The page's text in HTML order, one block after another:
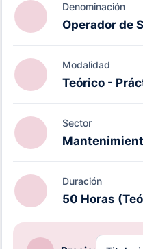
Denominación
Operador de
Modalidad
Teórico -
Sector
Duración
50 Horas